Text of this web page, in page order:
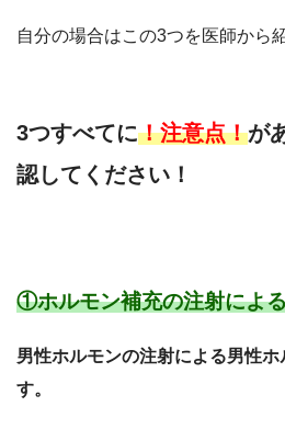
自分の場合はこの3つを医師から
3つすべてに！注意点！が
認してください！
①ホルモン補充の注射によ
男性ホルモンの注射による男性
す。